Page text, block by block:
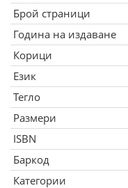
Брой страници
Година на издаване
Корици
Език
Тегло
Размери
ISBN
Баркод
Категории